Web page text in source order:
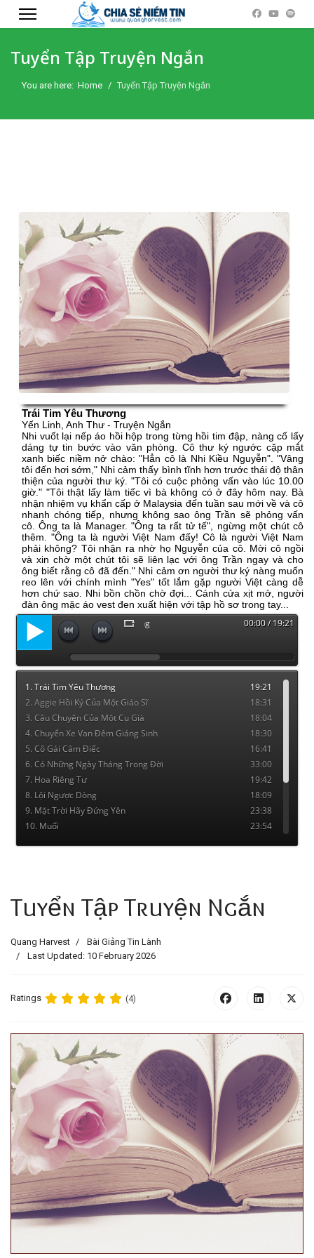
Tuyển Tập Truyện Ngắn
You are here: Home Tuyển Tập Truyện Ngắn
Tuyển Tập Truyện Ngắn
Quang Harvest
Bài Giảng Tin Lành
Last Updated: 10 February 2026
Ratings (4)